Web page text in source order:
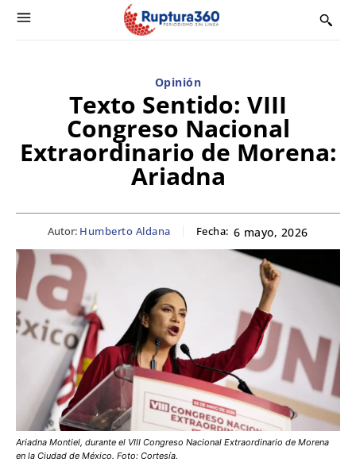
Opinión
Texto Sentido: VIII
Congreso Nacional
Extraordinario de Morena:
Ariadna
Autor: Humberto Aldana Fecha: 6 mayo, 2026
Ariadna Montiel, durante el VIII Congreso Nacional Extraordinario de Morena
en la Ciudad de México. Foto: Cortesía.